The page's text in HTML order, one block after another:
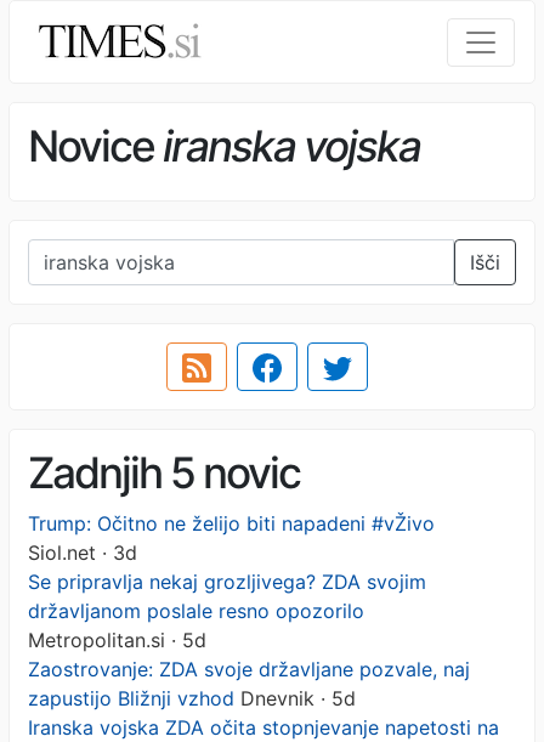
Noviceiranska vojska
Išči
Zadnjih 5 novic
Trump: Očitno ne želijo biti napadeni #vŽivo
Siol.net · 3d
Se pripravlja nekaj grozljivega? ZDA svojim
državljanom poslale resno opozorilo
Metropolitan.si · 5d
Zaostrovanje: ZDA svoje državljane pozvale, naj
zapustijo Bližnji vzhod Dnevnik · 5d
Iranska vojska ZDA očita stopnjevanje napetosti na